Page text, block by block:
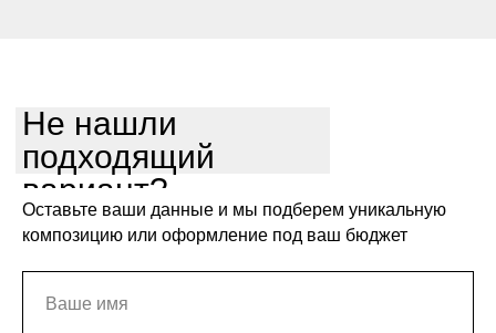
Не нашли
подходящий
вариант?
Оставьте ваши данные и мы подберем уникальную
композицию или оформление под ваш бюджет